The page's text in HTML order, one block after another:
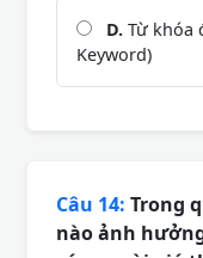
D. Từ khóa
Keyword)
Câu 14: Trong
nào ảnh